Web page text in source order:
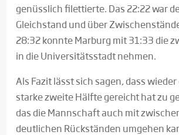
genüsslich filettierte. Das 22:22 war
Gleichstand und über
28:32 konnte Marburg mit 31:33 die
in die Universitätsstadt nehmen.
Als Fazit lässt sich sagen, dass
starke zweite Hälfte gereicht hat zu
das die Mannschaft auch mit
deutlichen Rückständen umgehen